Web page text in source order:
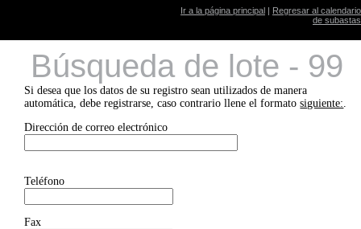
Ir a la página principal | Regresar al calendario
de subastas
Búsqueda de lote - 99
Si desea que los datos de su registro sean utilizados de manera
automática, debe registrarse, caso contrario llene el formatosiguiente:.
Dirección de correo electrónico
Teléfono
Fax